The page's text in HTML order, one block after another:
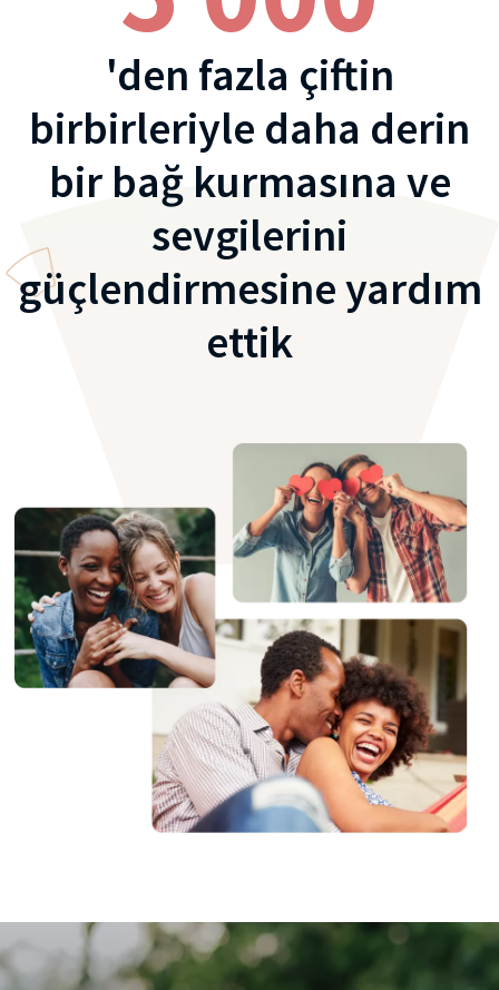
'den fazla çiftin
birbirleriyle daha derin
bir bağ kurmasına ve
sevgilerini
güçlendirmesine yardım
ettik